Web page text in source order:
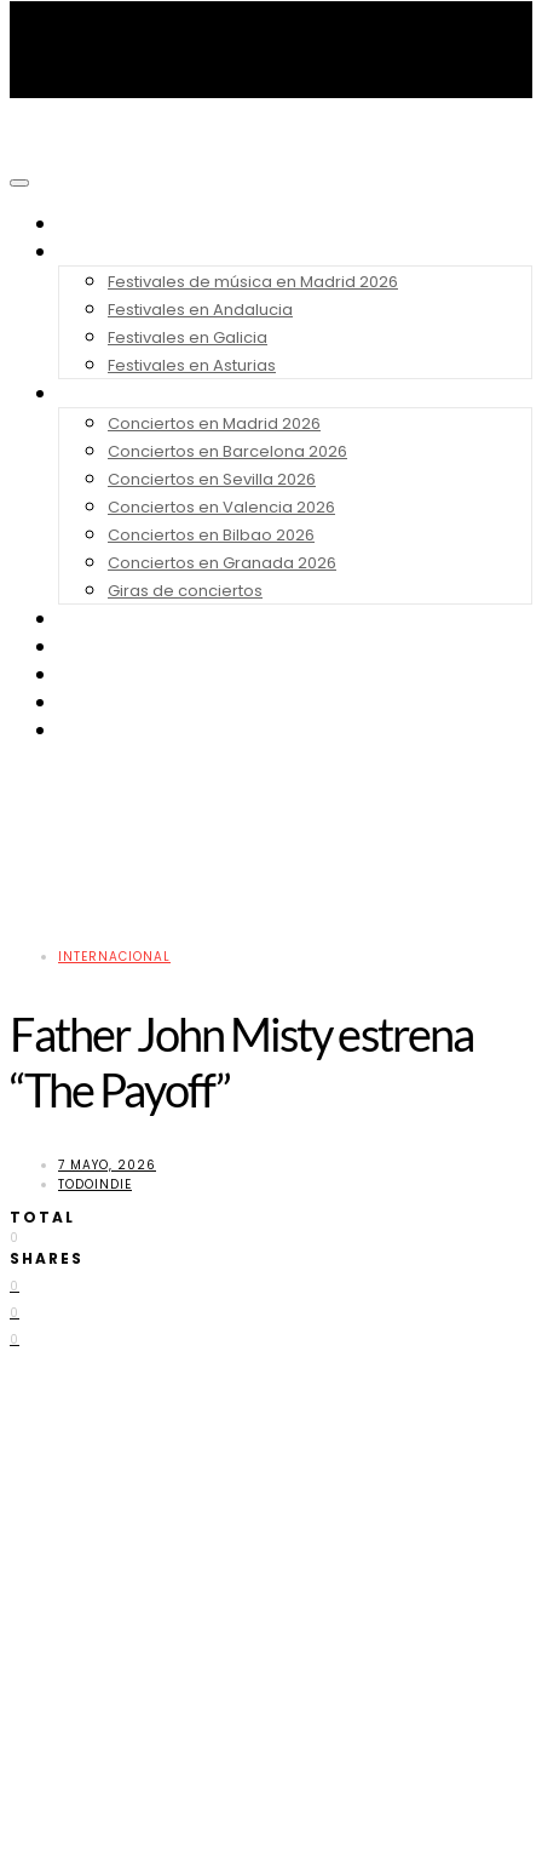
Festivales de música en Madrid 2026
Festivales en Andalucia
Festivales en Galicia
Festivales en Asturias
Conciertos en Madrid 2026
Conciertos en Barcelona 2026
Conciertos en Sevilla 2026
Conciertos en Valencia 2026
Conciertos en Bilbao 2026
Conciertos en Granada 2026
Giras de conciertos
INTERNACIONAL
Father John Misty estrena
“The Payoff”
7 MAYO, 2026
TODOINDIE
TOTAL
0
SHARES
0
0
0